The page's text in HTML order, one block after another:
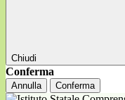
Chiudi
Conferma
Annulla Conferma